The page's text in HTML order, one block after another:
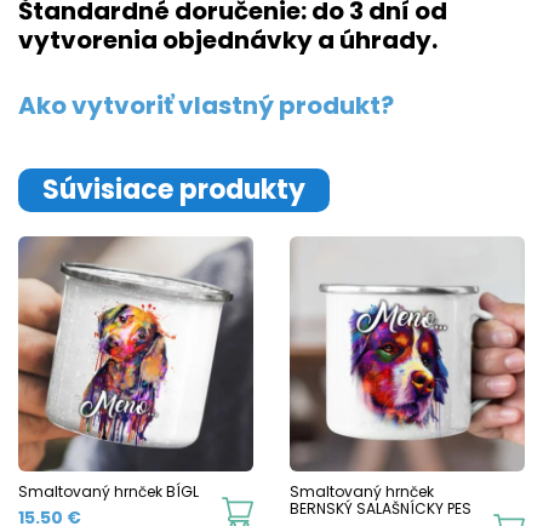
Štandardné doručenie: do 3 dní od
vytvorenia objednávky a úhrady.
Ako vytvoriť vlastný produkt?
Súvisiace produkty
Smaltovaný hrnček BÍGL
15.50 € This
Smaltovaný hrnček
BERNSKÝ SALAŠNÍCKY PES